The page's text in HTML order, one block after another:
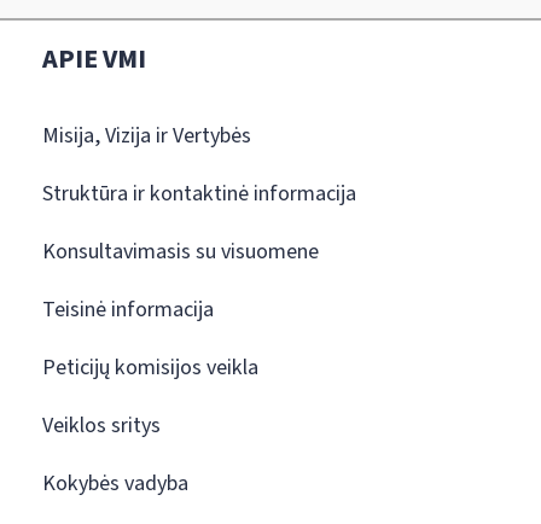
APIE VMI
Misija, Vizija ir Vertybės
Struktūra ir kontaktinė informacija
Konsultavimasis su visuomene
Teisinė informacija
Peticijų komisijos veikla
Veiklos sritys
Kokybės vadyba